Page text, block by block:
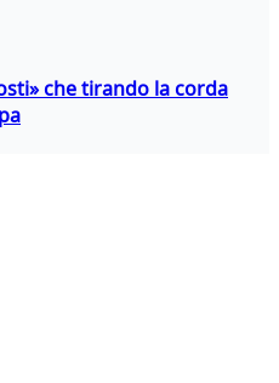
che tirando la corda